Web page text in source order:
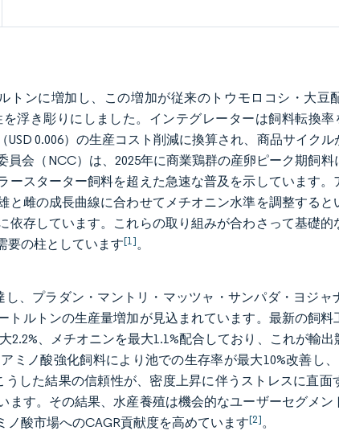
トンに増加し、この増加が従来のトウモロコシ・大豆
浮き彫りにしました。インテグレーターは飼料転換率
USD 0.006）の生産コスト削減に換算され、商品サイク
会（NCC）は、2025年に商業鶏群の産卵ピーク期飼料
ースターター飼料を超えた急速な普及を示しています。
と雌の成長曲線に合わせてメチオニン水準を調整すると
存しています。これらの取り組みが合わさって基礎的
要の柱としています[1]。
、プラダン・マントリ・マッツャ・サンパダ・ヨジャ
トルトンの生産量増加が見込まれています。最新の飼料
、メチオニンを最大1.1%配合しており、これが輸
ミノ酸強化飼料により池での生存率が最大10%改善し
した結果の信頼性が、密度上昇に伴うストレスに直面
ます。その結果、水産養殖は機会的なユーザーセグメン
酸市場へのCAGR貢献度を高めています[2]。